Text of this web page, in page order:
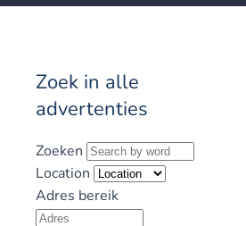
Zoek in alle
advertenties
Zoeken
Location
Adres bereik